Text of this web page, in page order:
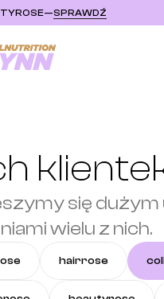
—SPRAWDŹ
się
wielu z nich.
hairrose